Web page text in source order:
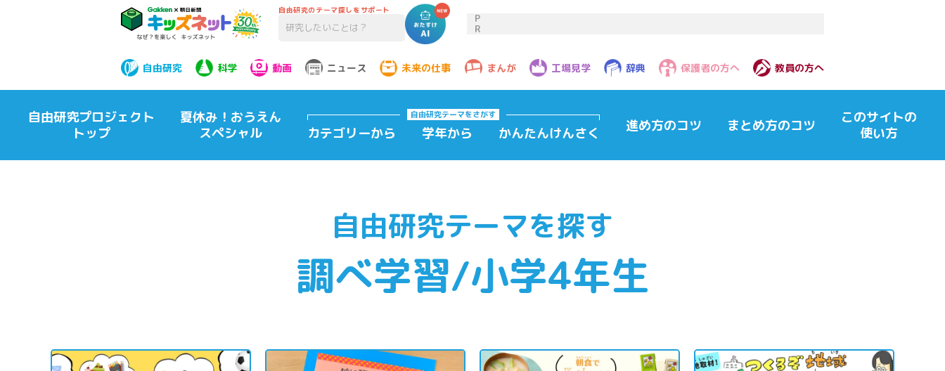
自由研究のテーマ探しをサポート
P
R
自由研究 科学 動画 ニュース 未来の仕事 まんが 工場見学 辞典 保護者の方へ 教員の方へ
自由研究プロジェクト
トップ
夏休み！おうえん
スペシャル
自由研究テーマをさがす
カテゴリーから 学年から かんたんけんさく 進め方のコツ まとめ方のコツ
このサイトの
使い方
自由研究テーマを探す
調べ学習/小学4年生